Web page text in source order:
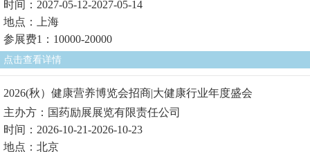
时间：2027-05-12-2027-05-14
地点：上海
参展费1：10000-20000
点击查看详情
2026(秋）健康营养博览会招商|大健康行业年度盛会
主办方：国药励展展览有限责任公司
时间：2026-10-21-2026-10-23
地点：北京